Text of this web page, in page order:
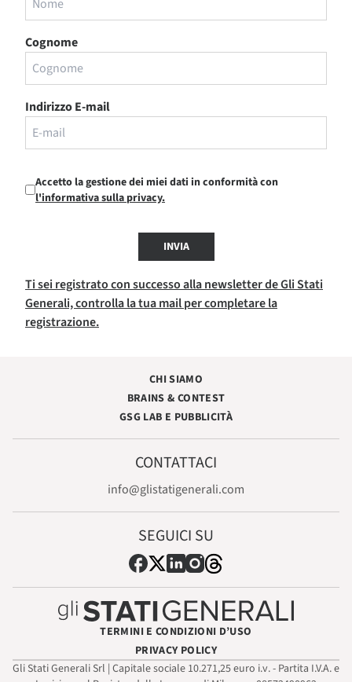
Cognome
Indirizzo E-mail
Accetto la gestione dei miei dati in conformità con
l'informativa sulla privacy.
INVIA
Ti sei registrato con successo alla newsletter de Gli Stati
Generali, controlla la tua mail per completare la
registrazione.
CHI SIAMO
BRAINS & CONTEST
GSG LAB E PUBBLICITÀ
CONTATTACI
info@glistatigenerali.com
SEGUICI SU
TERMINI E CONDIZIONI D’USO
PRIVACY POLICY
Gli Stati Generali Srl | Capitale sociale 10.271,25 euro i.v. - Partita I.V.A. e